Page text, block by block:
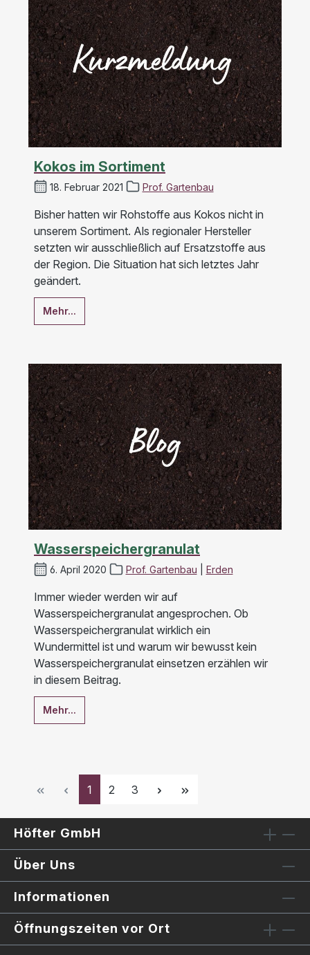
Kokos im Sortiment
18. Februar 2021 Prof. Gartenbau
Bisher hatten wir Rohstoffe aus Kokos nicht in
unserem Sortiment. Als regionaler Hersteller
setzten wir ausschließlich auf Ersatzstoffe aus
der Region. Die Situation hat sich letztes Jahr
geändert.
Mehr...
Wasserspeichergranulat
6. April 2020 Prof. Gartenbau Erden
Immer wieder werden wir auf
Wasserspeichergranulat angesprochen. Ob
Wasserspeichergranulat wirklich ein
Wundermittel ist und warum wir bewusst kein
Wasserspeichergranulat einsetzen erzählen wir
in diesem Beitrag.
Mehr...
Seite
1 Seite
2 Seite
3
Höfter GmbH
Über Uns
Informationen
Öffnungszeiten vor Ort